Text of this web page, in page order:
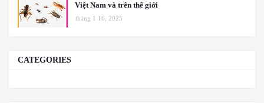
Việt Nam và trên thế giới
tháng 1 16, 2025
CATEGORIES